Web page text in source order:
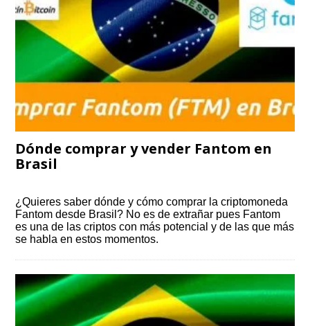
Dónde comprar y vender Fantom en
Brasil
¿Quieres saber dónde y cómo comprar la criptomoneda
Fantom desde Brasil? No es de extrañar pues Fantom
es una de las criptos con más potencial y de las que más
se habla en estos momentos.